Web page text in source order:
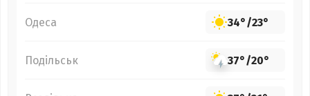
Одеса 34°/23°
Подільськ 37°/20°